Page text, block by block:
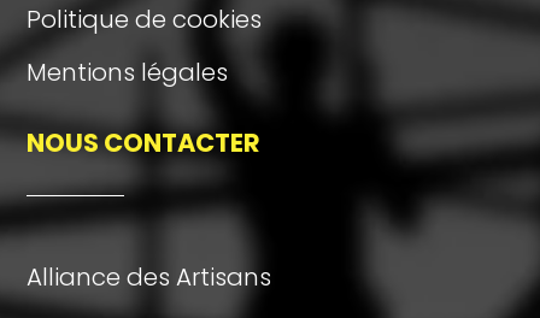
Politique de cookies
Mentions légales
NOUS CONTACTER
Alliance des Artisans